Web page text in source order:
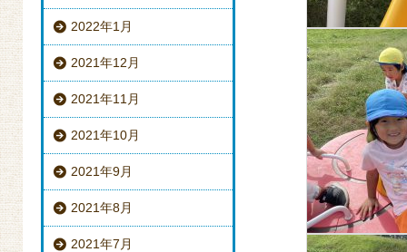
2022年1月
2021年12月
2021年11月
2021年10月
2021年9月
2021年8月
2021年7月